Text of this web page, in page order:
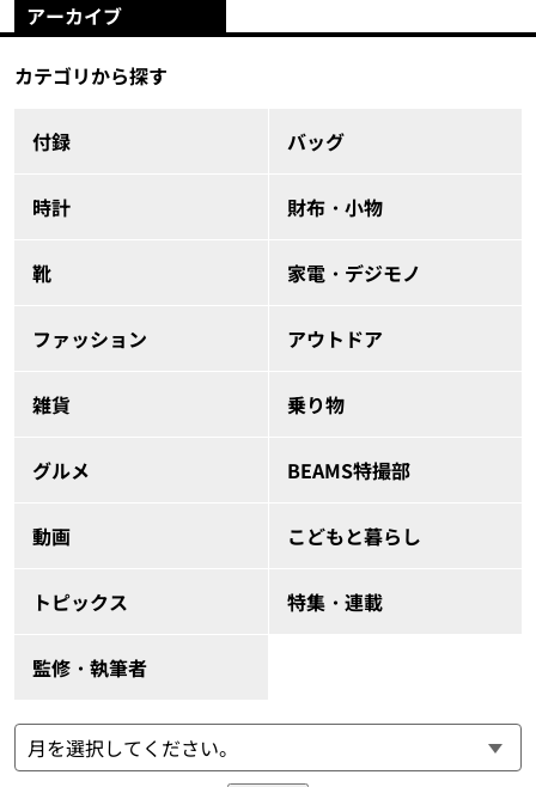
アーカイブ
カテゴリから探す
付録 バッグ
時計 財布・小物
靴 家電・デジモノ
ファッション アウトドア
雑貨 乗り物
グルメ BEAMS特撮部
動画 こどもと暮らし
トピックス 特集・連載
監修・執筆者